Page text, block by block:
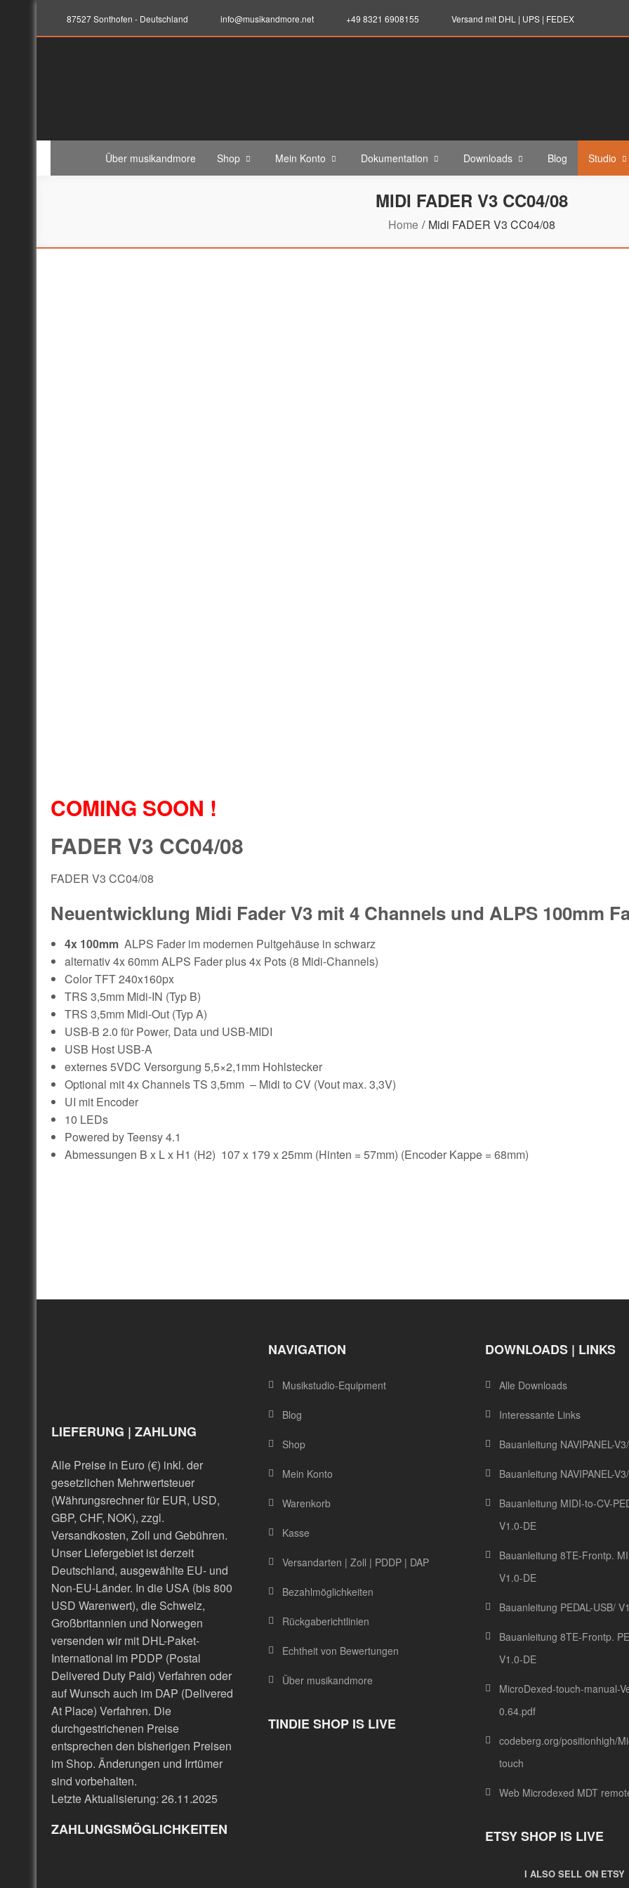
87527 Sonthofen - Deutschland info@musikandmore.net +49 8321 6908155 Versand mit DHL | UPS | FEDEX
musikandmore.net
Über musikandmore Shop Mein Konto Dokumentation Downloads Blog Studio
MIDI FADER V3 CC04/08
Home Midi FADER V3 CC04/08
COMING SOON !
FADER V3 CC04/08
FADER V3 CC04/08
Neuentwicklung Midi Fader V3 mit 4 Channels und ALPS 100mm
4x 100mm ALPS Fader im modernen Pultgehäuse in schwarz
alternativ 4x 60mm ALPS Fader plus 4x Pots (8 Midi-Channels)
Color TFT 240x160px
TRS 3,5mm Midi-IN (Typ B)
TRS 3,5mm Midi-Out (Typ A)
USB-B 2.0 für Power, Data und USB-MIDI
USB Host USB-A
externes 5VDC Versorgung 5,5×2,1mm Hohlstecker
Optional mit 4x Channels TS 3,5mm – Midi to CV (Vout max. 3,3V)
UI mit Encoder
10 LEDs
Powered by Teensy 4.1
Abmessungen B x L x H1 (H2) 107 x 179 x 25mm (Hinten = 57mm) (Encoder Kappe = 68mm)
LIEFERUNG | ZAHLUNG
Alle Preise in Euro (€) inkl. der
gesetzlichen Mehrwertsteuer
(Währungsrechner für EUR, USD,
GBP, CHF, NOK), zzgl.
Versandkosten, Zoll und Gebühren.
Unser Liefergebiet ist derzeit
Deutschland, ausgewählte EU- und
Non-EU-Länder. In die USA (bis 800
USD Warenwert), die Schweiz,
Großbritannien und Norwegen
versenden wir mit DHL-Paket-
International im PDDP (Postal
Delivered Duty Paid) Verfahren oder
auf Wunsch auch im DAP (Delivered
At Place) Verfahren. Die
durchgestrichenen Preise
entsprechen den bisherigen Preisen
im Shop. Änderungen und Irrtümer
sind vorbehalten.
Letzte Aktualisierung: 26.11.2025
ZAHLUNGSMÖGLICHKEITEN
NAVIGATION
Musikstudio-Equipment
Blog
Shop
Mein Konto
Warenkorb
Kasse
Versandarten | Zoll | PDDP | DAP
Bezahlmöglichkeiten
Rückgaberichtlinien
Echtheit von Bewertungen
Über musikandmore
TINDIE SHOP IS LIVE
DOWNLOADS | LINKS
Alle Downloads
Interessante Links
Bauanleitung NAVIPANEL-
Bauanleitung NAVIPANEL-
Bauanleitung MIDI-to-CV-
V1.0-DE
Bauanleitung 8TE-Frontp.
V1.0-DE
Bauanleitung PEDAL-USB/
Bauanleitung 8TE-Frontp.
V1.0-DE
MicroDexed-touch-manual-
0.64.pdf
codeberg.org/positionhigh/
touch
Web Microdexed MDT
ETSY SHOP IS LIVE
I ALSO SELL ON ETSY